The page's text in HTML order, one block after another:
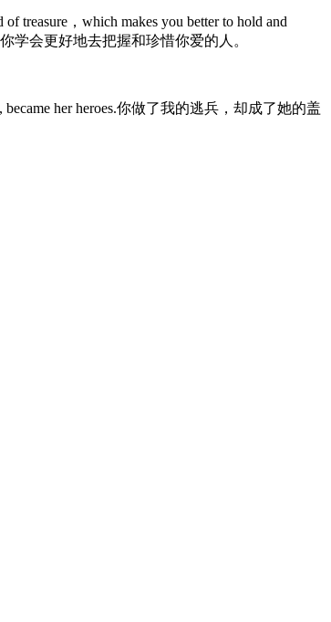
treasure，which makes you better to hold and
学会更好地去把握和珍惜你爱的人。
her heroes.你做了我的逃兵，却成了她的盖